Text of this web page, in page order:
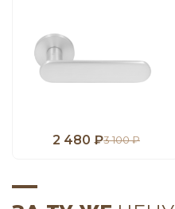
2 480 ₽3 100 ₽